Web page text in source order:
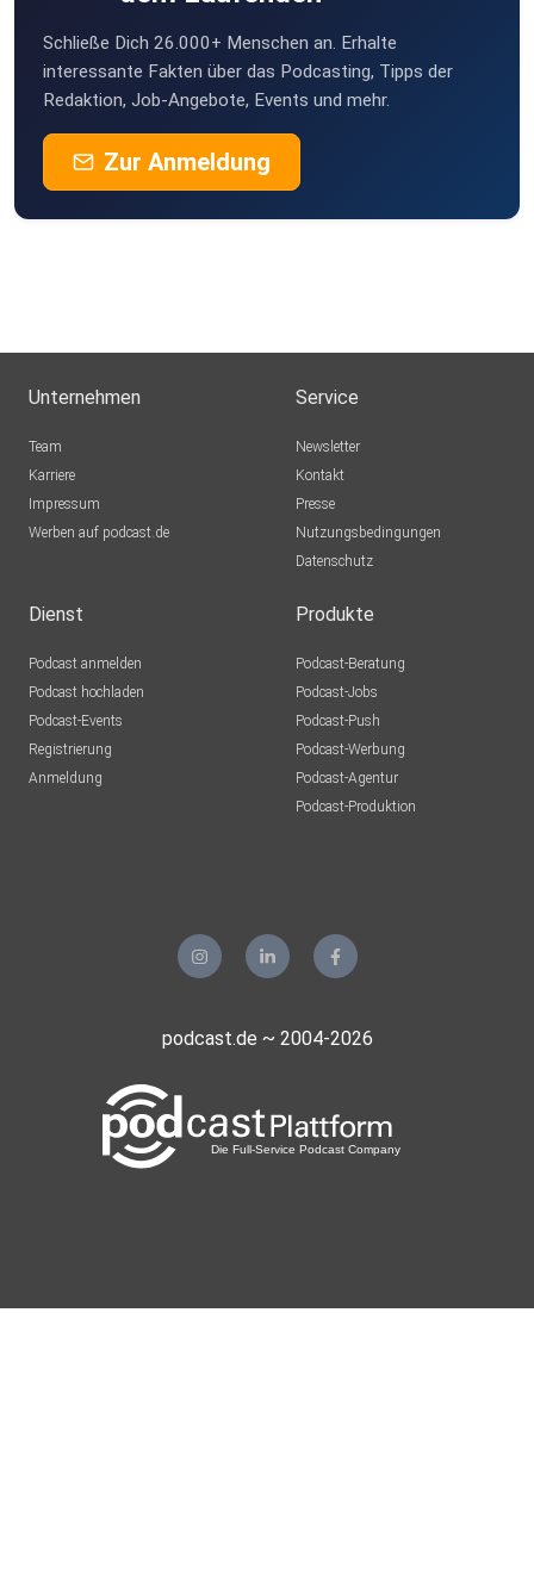
Schließe Dich 26.000+ Menschen an. Erhalte
interessante Fakten über das Podcasting, Tipps der
Redaktion, Job-Angebote, Events und mehr.
Zur Anmeldung
Unternehmen
Team
Karriere
Impressum
Werben auf podcast.de
Service
Newsletter
Kontakt
Presse
Nutzungsbedingungen
Datenschutz
Dienst
Podcast anmelden
Podcast hochladen
Podcast-Events
Registrierung
Anmeldung
Produkte
Podcast-Beratung
Podcast-Jobs
Podcast-Push
Podcast-Werbung
Podcast-Agentur
Podcast-Produktion
podcast.de ~ 2004-2026